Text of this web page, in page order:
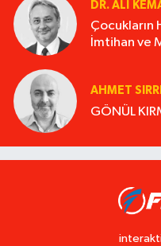
DR. ALI
Çocukların
İmtihan ve
AHMET
GÖNÜL